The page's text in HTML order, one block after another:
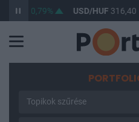
0,79% USD/HUF316,40
Topikok szűrése